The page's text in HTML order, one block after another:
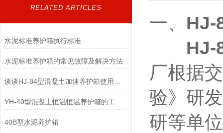
RELATED ARTICLES
水泥标准养护箱执行标准
水泥标准养护箱的常见故障及解决方法
40B型水泥养护箱
一、 HJ-
HJ-
厂根据
验》研
研等单